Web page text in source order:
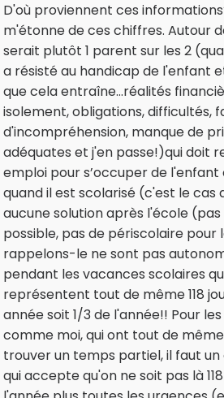
D'où proviennent ces
m'étonne de ces chiffres. Autour
serait plutôt 1 parent sur les 2
a résisté au handicap de l'enfant
que cela entraîne...réalités
isolement, obligations, difficultés,
d'incompréhension, manque de
adéquates et j'en passe!)qui doit
emploi pour s’occuper de
quand il est scolarisé (c'est le cas
aucune solution après l'école (pas
possible, pas de périscolaire pour
rappelons-le ne sont pas
pendant les vacances scolaires
représentent tout de même 118
année soit 1/3 de l'année!! Pour
comme moi, qui ont tout de
trouver un temps partiel, il faut
qui accepte qu'on ne soit pas là